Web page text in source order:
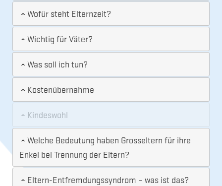
Wofür steht Elternzeit?
Wichtig für Väter?
Was soll ich tun?
Kostenübernahme
Kindeswohl
Welche Bedeutung haben Grosseltern für ihre
Enkel bei Trennung der Eltern?
Eltern-Entfremdungssyndrom – was ist das?